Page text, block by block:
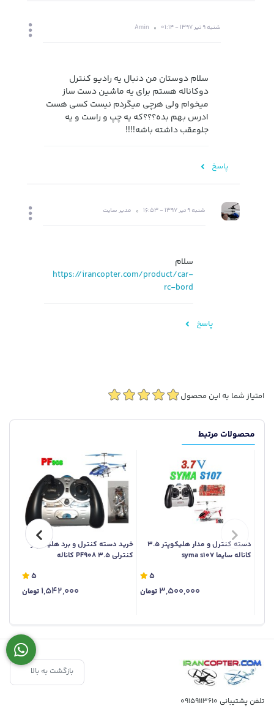
شنبه 9 تیر 1397 - 01:14 Amin
سلام دوستان من دنبال یه رادیو کنترل
دوکاناله هستم برای یه ماشین دست ساز
میخوام ولی هرچی میگردم نیست کسی هست
ادرس بهم بده؟؟؟که یه چپ و راست و یه
جلوعقب داشته باشه!!!!
پاسخ
شنبه 9 تیر 1397 - 16:53 مدیر سایت
سلام
https://irancopter.com/product/car-
rc-bord
پاسخ
امتیاز شما به این محصول
محصولات مرتبط
دسته کنترل و مدار هلیکوپتر 3.5
کاناله سایما syma s107
5
3,500,000 تومان
خرید دسته کنترل و برد هلیکوپتر
کنترلی PF908 3.5 کاناله
5
1,542,000 تومان
بازگشت به بالا
تلفن پشتیبانی 09159113610